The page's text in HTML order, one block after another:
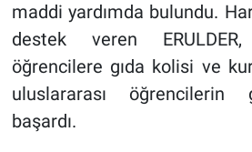
maddi yardımda bulundu.
destek veren
öğrencilere gıda kolisi ve
uluslararası öğrencilerin
başardı.